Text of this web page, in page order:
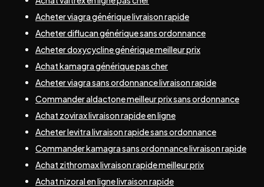
Acheter viagra générique livraison rapide
Acheter diflucan générique sans ordonnance
Acheter doxycycline générique meilleur prix
Achat kamagra générique pas cher
Acheter viagra sans ordonnance livraison rapide
Commander aldactone meilleur prix sans ordonnance
Achat zovirax livraison rapide en ligne
Acheter levitra livraison rapide sans ordonnance
Commander kamagra sans ordonnance livraison rapide
Achat zithromax livraison rapide meilleur prix
Achat nizoral en ligne livraison rapide